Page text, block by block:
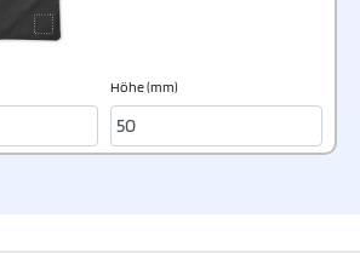
Höhe (mm)